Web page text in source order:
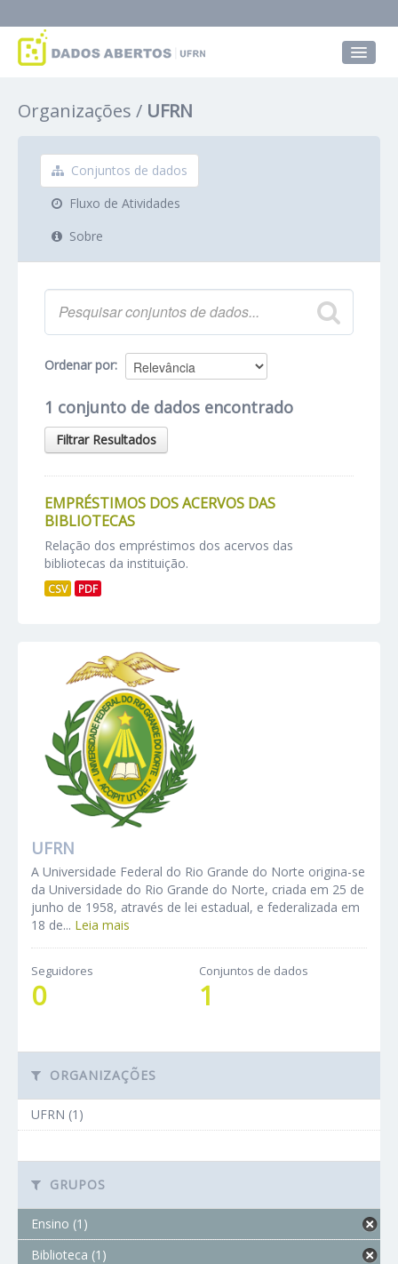
Grupos
Sobre
Organizações UFRN
Conjuntos de dados
Fluxo de Atividades
Sobre
Ordenar por
1 conjunto de dados encontrado
Filtrar Resultados
EMPRÉSTIMOS DOS ACERVOS DAS
BIBLIOTECAS
Relação dos empréstimos dos acervos das
bibliotecas da instituição.
CSV PDF
UFRN
A Universidade Federal do Rio Grande do Norte origina-se
da Universidade do Rio Grande do Norte, criada em 25 de
junho de 1958, através de lei estadual, e federalizada em
18 de... Leia mais
Seguidores
0
Conjuntos de dados
1
ORGANIZAÇÕES
UFRN (1)
GRUPOS
Ensino (1)
Biblioteca (1)